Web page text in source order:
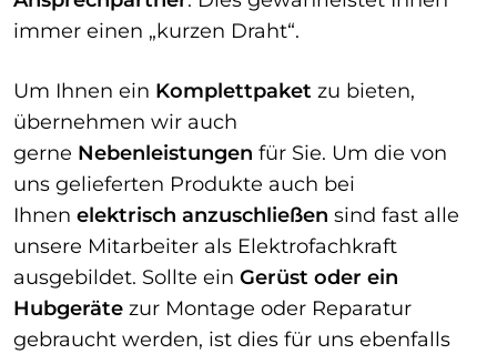
immer einen „kurzen Draht“.
Um Ihnen ein Komplettpaket zu bieten,
übernehmen wir auch
gerne Nebenleistungen für Sie. Um die von
uns gelieferten Produkte auch bei
Ihnen elektrisch anzuschließen sind fast alle
unsere Mitarbeiter als Elektrofachkraft
ausgebildet. Sollte ein Gerüst oder ein
Hubgeräte zur Montage oder Reparatur
gebraucht werden, ist dies für uns ebenfalls